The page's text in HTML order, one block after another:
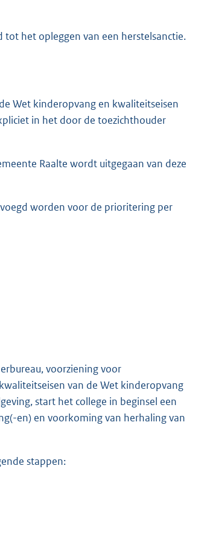
het opleggen van een herstelsanctie.
Wet kinderopvang en kwaliteitseisen
in het door de toezichthouder
Raalte wordt uitgegaan van deze
worden voor de prioritering per
voorziening voor
van de Wet kinderopvang
start het college in beginsel een
en) en voorkoming van herhaling van
stappen: